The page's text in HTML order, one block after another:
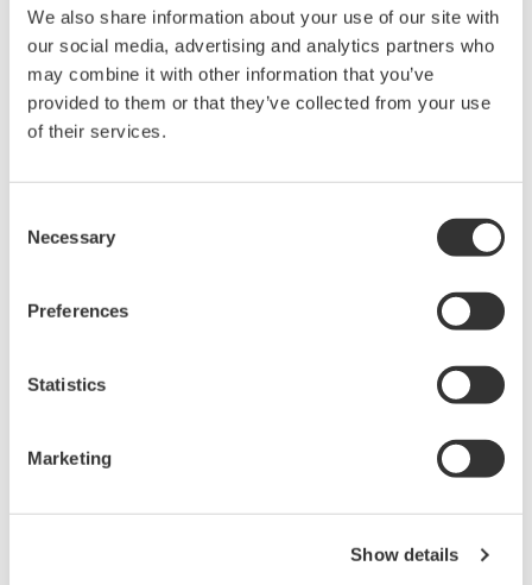
We also share information about your use of our site with
our social media, advertising and analytics partners who
may combine it with other information that you’ve
provided to them or that they’ve collected from your use
of their services.
Selection
Necessary
Preferences
Statistics
Marketing
Show details
Künstliche Intelligenz als starker Partner
Mit zunehmender industrieller Autonomie wird
Künstliche Intelligenz zum strategischen Berater
Ihrer Organisation. Sie verwandelt Daten in
wertvolle Handlungsempfehlungen, hilft dabei,
Effizienzpotenziale zu erkennen, Verschwendung
zu reduzieren und flexibel auf neue
einementscheidenden Erfolgsfaktor